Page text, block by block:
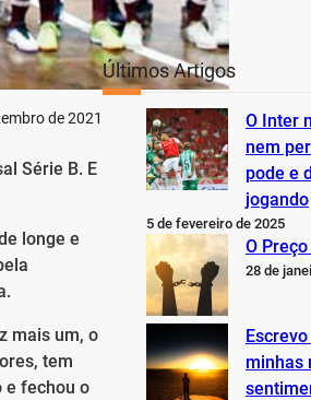
de 2021
Série B. E
longe e
mais um, o
tem
e fechou o
Últimos Artigos
O Inter
nem
pode e
jogando
5 de fevereiro de 2025
O
28 de
minhas